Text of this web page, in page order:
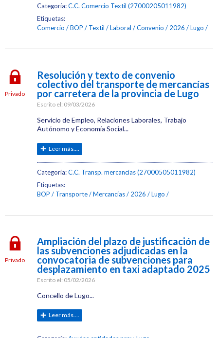
Categoría:C.C. Comercio Textil (27000205011982)
Etiquetas:
Comercio
BOP Textil Laboral Convenio 2026 Lugo
Privado
Resolución y texto de convenio
colectivo del transporte de mercancías
por carretera de la provincia de Lugo
Escrito el: 09/03/2026
Servicio de Empleo, Relaciones Laborales, Trabajo
Autónomo y Economía Social...
Leer más....
Categoría:C.C. Transp. mercancías (27000505011982)
Etiquetas:
BOP
Transporte Mercancías 2026 Lugo
Privado
Ampliación del plazo de justificación de
las subvenciones adjudicadas en la
convocatoria de subvenciones para
desplazamiento en taxi adaptado 2025
Escrito el: 05/02/2026
Concello de Lugo...
Leer más....